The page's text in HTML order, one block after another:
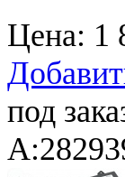
Цена: 1
под